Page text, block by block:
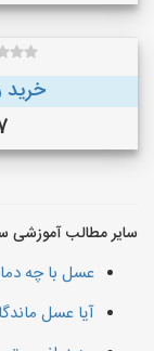
سایر مطالب
عسل با چه
آیا عسل